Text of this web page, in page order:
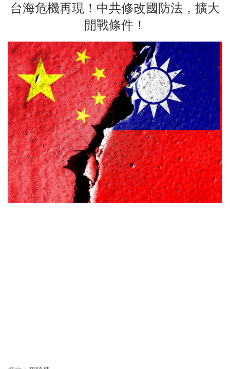
台海危機再現！中共修改國防法，擴大
開戰條件！